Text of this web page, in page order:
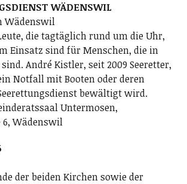
WÄDENSWIL
Wädenswil
die tagtäglich rund um die Uhr,
Einsatz sind für Menschen, die in
André Kistler, seit 2009 Seeretter,
Notfall mit Booten oder deren
bewältigt wird.
Untermosen,
Wädenswil
der beiden Kirchen sowie der